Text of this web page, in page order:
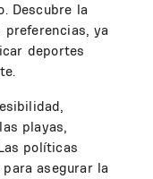
Descubre la
ya
deportes
playas,
políticas
asegurar la